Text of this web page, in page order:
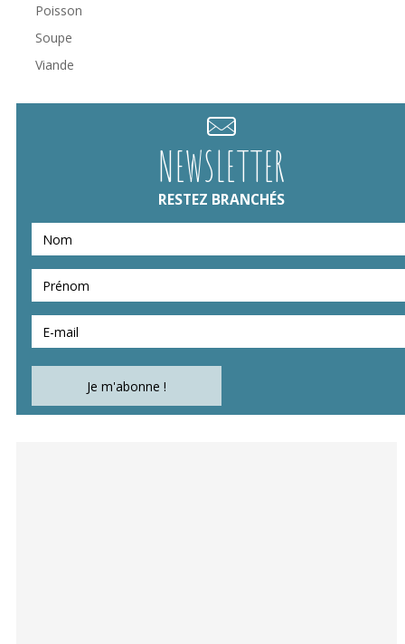
Poisson
Soupe
Viande
NEWSLETTER
RESTEZ BRANCHÉS